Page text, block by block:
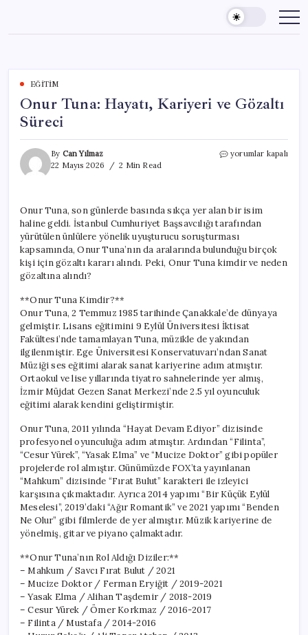
content
EĞITIM
Onur Tuna: Hayatı, Kariyeri ve Gözaltı
Süreci
By Can Yılmaz
22 Mayıs 2026
2 Min Read
Onur
Gözaltı
Süreci
için
yorumlar kapalı
Onur Tuna, son günlerde basında sıkça yer alan bir isim
haline geldi. İstanbul Cumhuriyet Başsavcılığı tarafından
yürütülen ünlülere yönelik uyuşturucu soruşturması
kapsamında, Onur Tuna’nın da aralarında bulunduğu birçok
kişi için gözaltı kararı alındı. Peki, Onur Tuna kimdir ve neden
gözaltına alındı?
**Onur Tuna Kimdir?**
Onur Tuna, 2 Temmuz 1985 tarihinde Çanakkale’de dünyaya
gelmiştir. Lisans eğitimini 9 Eylül Üniversitesi İktisat
Fakültesi’nde tamamlayan Tuna, müzikle de yakından
ilgilenmiştir. Ege Üniversitesi Konservatuvarı’ndan Sanat
Müziği ses eğitimi alarak sanat kariyerine adım atmıştır.
Ortaokul ve lise yıllarında tiyatro sahnelerinde yer almış,
İzmir Müjdat Gezen Sanat Merkezi’nde 2.5 yıl oyunculuk
eğitimi alarak kendini geliştirmiştir.
Onur Tuna, 2011 yılında “Hayat Devam Ediyor” dizisinde
profesyonel oyunculuğa adım atmıştır. Ardından “Filinta”,
“Cesur Yürek”, “Yasak Elma” ve “Mucize Doktor” gibi popüler
projelerde rol almıştır. Günümüzde FOX’ta yayınlanan
“Mahkum” dizisinde “Fırat Bulut” karakteri ile izleyici
karşısına çıkmaktadır. Ayrıca 2014 yapımı “Bir Küçük Eylül
Meselesi”, 2019’daki “Ağır Romantik” ve 2021 yapımı “Benden
Ne Olur” gibi filmlerde de yer almıştır. Müzik kariyerine de
yönelmiş, gitar ve piyano çalmaktadır.
**Onur Tuna’nın Rol Aldığı Diziler:**
– Mahkum / Savcı Fırat Bulut / 2021
– Mucize Doktor / Ferman Eryiğit / 2019-2021
– Yasak Elma / Alihan Taşdemir / 2018-2019
– Cesur Yürek / Ömer Korkmaz / 2016-2017
– Filinta / Mustafa / 2014-2016